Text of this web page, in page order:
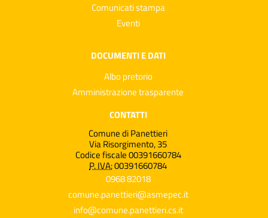
Comunicati stampa
Eventi
DOCUMENTI E DATI
Albo pretorio
Amministrazione trasparente
CONTATTI
Comune di Panettieri
Via Risorgimento, 35
Codice fiscale 00391660784
P. IVA:00391660784
0968 82018
comune.panettieri@asmepec.it
info@comune.panettieri.cs.it